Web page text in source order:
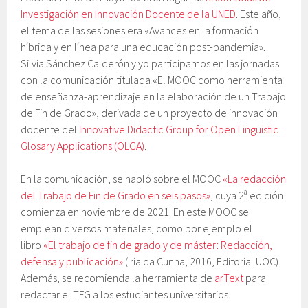
Investigación en Innovación Docente de la UNED. Este año,
el tema de las sesiones era «Avances en la formación
híbrida y en línea para una educación post-pandemia».
Silvia Sánchez Calderón y yo participamos en las jornadas
con la comunicación titulada «El MOOC como herramienta
de enseñanza-aprendizaje en la elaboración de un Trabajo
de Fin de Grado», derivada de un proyecto de innovación
docente del Innovative Didactic Group for Open Linguistic
Glosary Applications (OLGA).
En la comunicación, se habló sobre el MOOC «La redacción
del Trabajo de Fin de Grado en seis pasos», cuya 2ª edición
comienza en noviembre de 2021. En este MOOC se
emplean diversos materiales, como por ejemplo el
libro «El trabajo de fin de grado y de máster: Redacción,
defensa y publicación» (Iria da Cunha, 2016, Editorial UOC).
Además, se recomienda la herramienta de arTextpara
redactar el TFG a los estudiantes universitarios.